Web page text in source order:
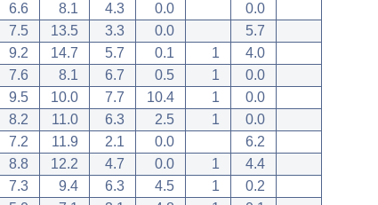
6.6 8.1 4.3 0.0
0.0
7.5 13.5 3.3 0.0
5.7
9.2 14.7 5.7 0.1 1
4.0
7.6 8.1 6.7 0.5 1
0.0
9.5 10.0 7.7 10.4 1
0.0
8.2 11.0 6.3 2.5 1
0.0
7.2 11.9 2.1 0.0
6.2
8.8 12.2 4.7 0.0 1
4.4
7.3 9.4 6.3 4.5 1
0.2